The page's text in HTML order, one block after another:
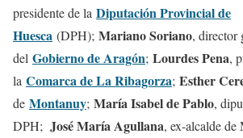
presidente de la Diputación Provincial de
Huesca (DPH); Mariano Soriano, director
del Gobierno de Aragón; Lourdes Pena,
la Comarca de La Ribagorza; Esther
de Montanuy; María Isabel de Pablo,
DPH; José María Agullana, ex-alcalde de